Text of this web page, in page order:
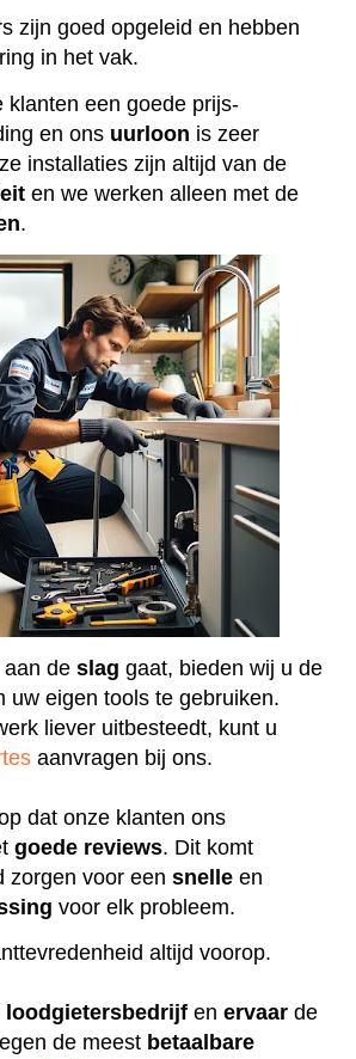
zijn goed opgeleid en hebben
in het vak.
klanten een goede prijs-
en ons uurloon is zeer
installaties zijn altijd van de
en we werken alleen met de
.
de slag gaat, bieden wij u de
uw eigen tools te gebruiken.
liever uitbesteedt, kunt u
aanvragen bij ons.
dat onze klanten ons
goede reviews. Dit komt
zorgen voor een snelle en
voor elk probleem.
altijd voorop.
loodgietersbedrijf en ervaar de
de meest betaalbare